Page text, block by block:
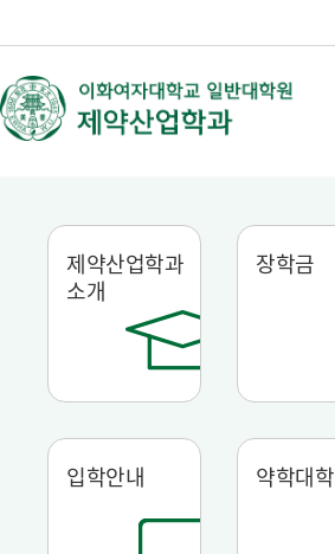
제약산업학과
소개
장학금
입학안내 약학대학